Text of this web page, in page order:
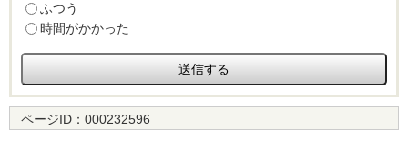
ふつう
時間がかかった
ページID： 000232596